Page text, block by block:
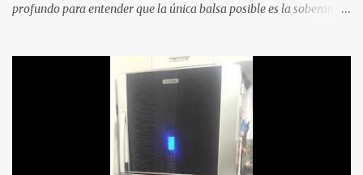
profundo para entender que la única balsa posible es la soberanía
un Cimarrón no es huir del mundo, es aprender a caminar en él sin
llevar puestas las cadenas de otros 1. La Caída: Al Filo del
Precipicio El momento del quiebre. En Al Filo del Precipicio, relato
mi caída. No como una víctima, sino como alguien que descubrió
que la crisis es el único lugar donde la verdad no se puede ocultar.
Este libro es el testimonio de cómo reconstruir la identidad cuando